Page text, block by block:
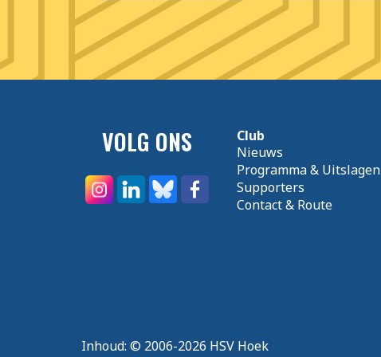
VOLG ONS
Club
Nieuws
Programma & Uitslagen
Supporters
Contact & Route
Inhoud: © 2006-2026 HSV Hoek